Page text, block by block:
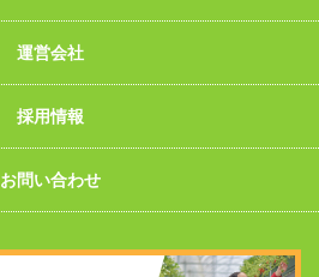
運営会社
採用情報
お問い合わせ